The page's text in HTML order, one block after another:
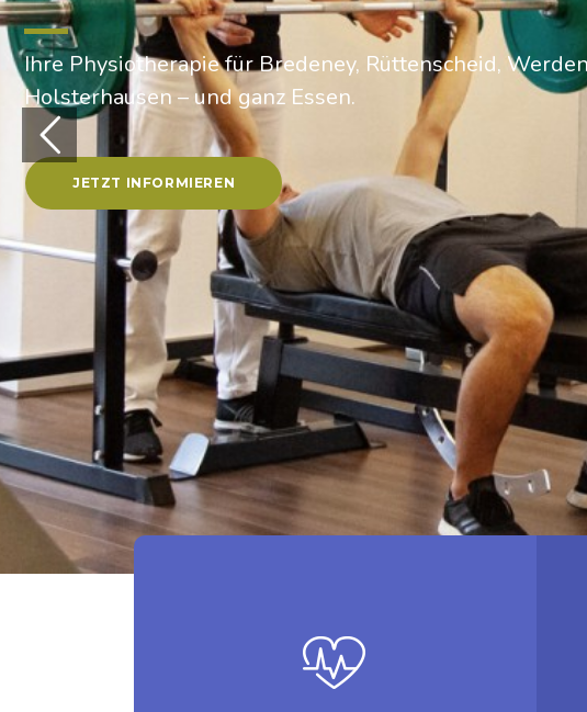
Ihre Physiotherapie für Bredeney, Rüttenscheid,
Holsterhausen – und ganz Essen.
JETZT INFORMIEREN